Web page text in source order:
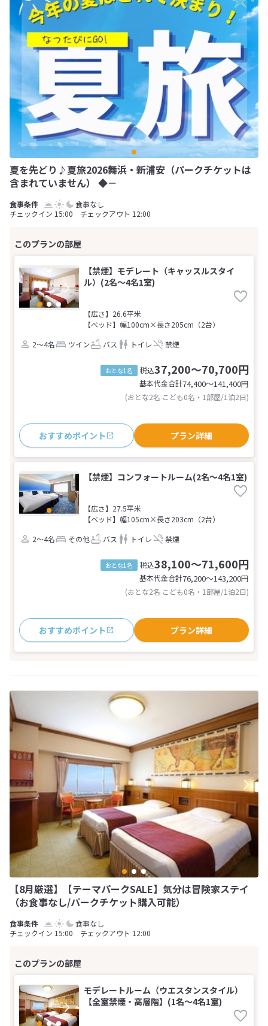
夏を先どり♪夏旅2026舞浜・新浦安（パークチケットは
含まれていません） ◆－
食事なし
チェックイン 15:00 チェックアウト 12:00
【禁煙】モデレート（キャッスルスタイ
ル）(2名～4名1室)
【広さ】26.6平米
【ベッド】幅100cm×長さ205cm（2台）
2～4名
ツイン バス トイレ 禁煙
おとな1名 税込37,200～70,700円
基本代金合計74,400〜141,400円
(おとな2名 こども0名・1部屋/1泊2日)
おすすめポイント プラン詳細
【禁煙】コンフォートルーム(2名～4名1室)
【広さ】27.5平米
【ベッド】幅105cm×長さ203cm（2台）
2～4名
その他 バス トイレ 禁煙
おとな1名 税込38,100～71,600円
基本代金合計76,200〜143,200円
(おとな2名 こども0名・1部屋/1泊2日)
おすすめポイント プラン詳細
【8月厳選】【テーマパークSALE】気分は冒険家ステイ
（お食事なし/パークチケット購入可能）
食事なし
チェックイン 15:00 チェックアウト 12:00
モデレートルーム（ウエスタンスタイル）
【全室禁煙・高層階】(1名～4名1室)